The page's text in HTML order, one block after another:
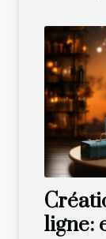
ligne: